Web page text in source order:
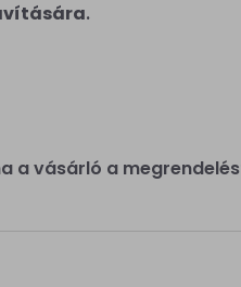
.
a vásárló a